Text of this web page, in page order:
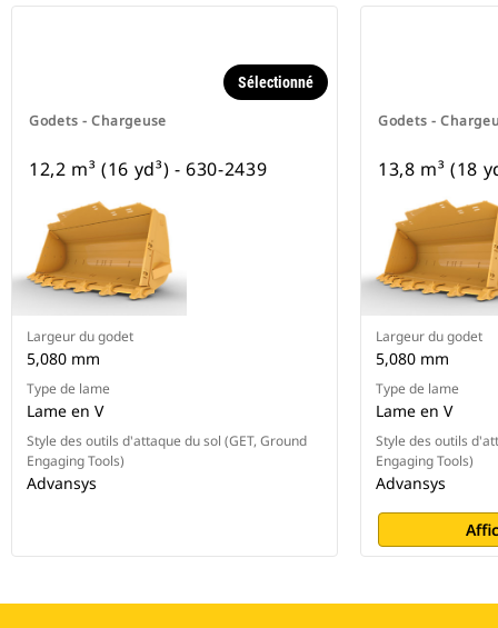
Godets - Chargeuse
Sélectionné
12,2 m³ (16 yd³) - 630-2439
Largeur du godet
5,080 mm
Type de lame
Lame en V
Style des outils d'attaque du sol (GET, Ground
Engaging Tools)
Advansys
Godets -
13,8 m³ (18
Largeur du godet
5,080 mm
Type de lame
Lame en V
Style des outils
Engaging Tools)
Advansys